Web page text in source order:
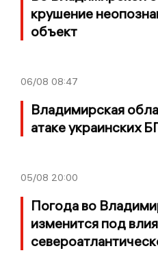
крушение
объект
06/08 08:47
Владимирская
атаке украинских
05/08 20:00
Погода во
изменится под